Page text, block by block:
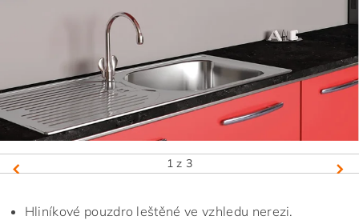
1 z 3
Hliníkové pouzdro leštěné ve vzhledu nerezi.